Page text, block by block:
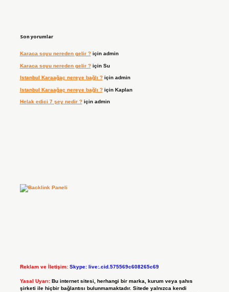
Son yorumlar
Karaca soyu nereden gelir ?için admin
Karaca soyu nereden gelir ?için Su
Istanbul Karaağaç nereye bağlı ?için admin
Istanbul Karaağaç nereye bağlı ?için Kaplan
Helak edici 7 şey nedir ?için admin
Reklam ve İletişim: Skype: live:.cid.575569c608265c69
Yasal Uyarı: Bu internet sitesi, herhangi bir marka, kurum veya şahıs
şirketi ile hiçbir bağlantısı bulunmamaktadır. Sitede yalnızca kendi